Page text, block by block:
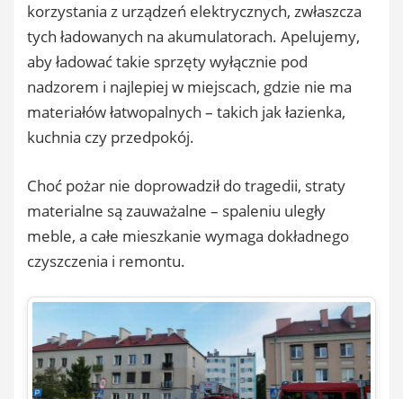
korzystania z urządzeń elektrycznych, zwłaszcza
tych ładowanych na akumulatorach. Apelujemy,
aby ładować takie sprzęty wyłącznie pod
nadzorem i najlepiej w miejscach, gdzie nie ma
materiałów łatwopalnych – takich jak łazienka,
kuchnia czy przedpokój.
Choć pożar nie doprowadził do tragedii, straty
materialne są zauważalne – spaleniu uległy
meble, a całe mieszkanie wymaga dokładnego
czyszczenia i remontu.